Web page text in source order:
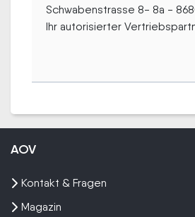
Schwabenstrasse 8- 8a -
Ihr autorisierter
AOV
Kontakt & Fragen
Magazin